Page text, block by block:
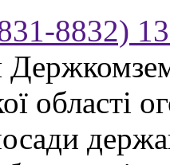
8832)
області